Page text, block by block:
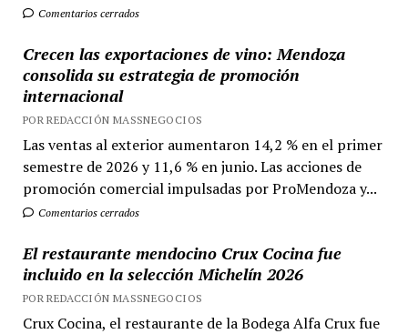
Comentarios cerrados
Crecen las exportaciones de vino: Mendoza
consolida su estrategia de promoción
internacional
POR REDACCIÓN MASSNEGOCIOS
Las ventas al exterior aumentaron 14,2 % en el primer
semestre de 2026 y 11,6 % en junio. Las acciones de
promoción comercial impulsadas por ProMendoza y...
Comentarios cerrados
El restaurante mendocino Crux Cocina fue
incluido en la selección Michelín 2026
POR REDACCIÓN MASSNEGOCIOS
Crux Cocina, el restaurante de la Bodega Alfa Crux fue